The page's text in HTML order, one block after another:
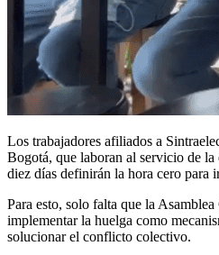
Los trabajadores afiliados a
Bogotá, que laboran al servicio de
diez días definirán la hora cero para
Para esto, solo falta que la
implementar la huelga como
solucionar el conflicto colectivo.